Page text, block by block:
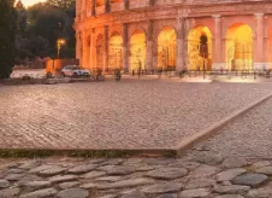
ca. € 25 p.p.